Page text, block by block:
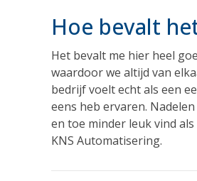
Hoe bevalt
Het bevalt me hier heel
waardoor we altijd van
bedrijf voelt echt als een
eens heb ervaren.
en toe minder leuk vind
KNS Automatisering.